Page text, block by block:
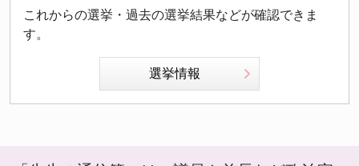
これからの選挙・過去の選挙結果などが確認できま
す。
選挙情報